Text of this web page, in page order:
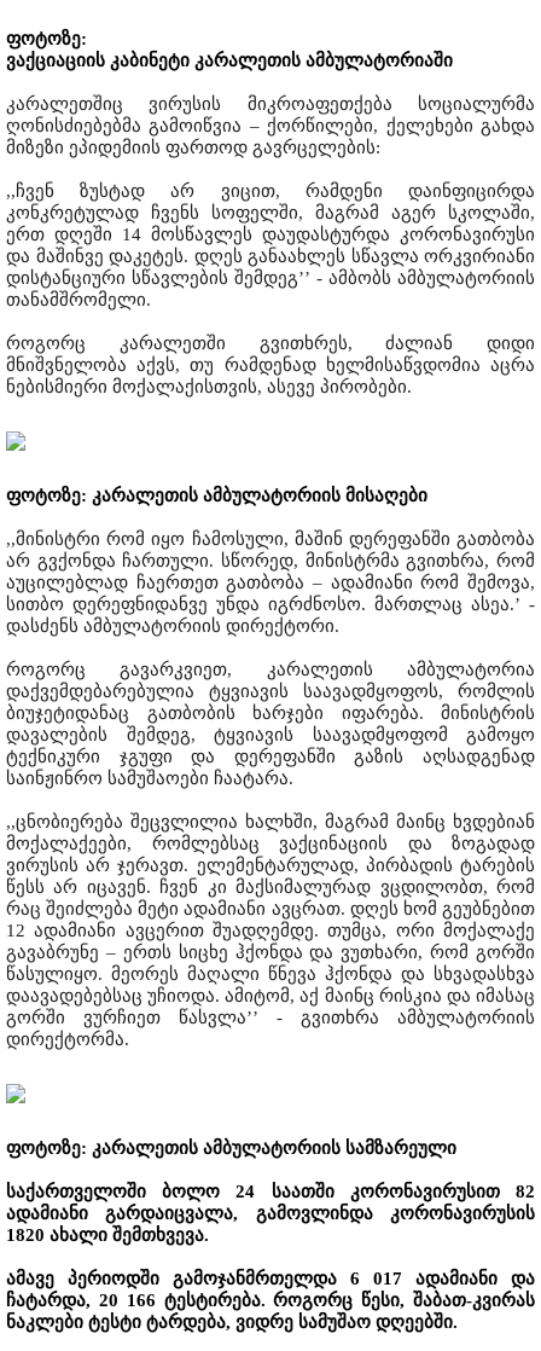
ფოტოზე:
ვაქციაციის კაბინეტი კარალეთის ამბულატორიაში
კარალეთშიც ვირუსის მიკროაფეთქება სოციალურმა
ღონისძიებებმა გამოიწვია – ქორწილები, ქელეხები გახდა
მიზეზი ეპიდემიის ფართოდ გავრცელების:
,,ჩვენ ზუსტად არ ვიცით, რამდენი დაინფიცირდა
კონკრეტულად ჩვენს სოფელში, მაგრამ აგერ სკოლაში,
ერთ დღეში 14 მოსწავლეს დაუდასტურდა კორონავირუსი
და მაშინვე დაკეტეს. დღეს განაახლეს სწავლა ორკვირიანი
დისტანციური სწავლების შემდეგ’’ - ამბობს ამბულატორიის
თანამშრომელი.
როგორც კარალეთში გვითხრეს, ძალიან დიდი
მნიშვნელობა აქვს, თუ რამდენად ხელმისაწვდომია აცრა
ნებისმიერი მოქალაქისთვის, ასევე პირობები.
ფოტოზე: კარალეთის ამბულატორიის მისაღები
,,მინისტრი რომ იყო ჩამოსული, მაშინ დერეფანში გათბობა
არ გვქონდა ჩართული. სწორედ, მინისტრმა გვითხრა, რომ
აუცილებლად ჩაერთეთ გათბობა – ადამიანი რომ შემოვა,
სითბო დერეფნიდანვე უნდა იგრძნოსო. მართლაც ასეა.’ -
დასძენს ამბულატორიის დირექტორი.
როგორც გავარკვიეთ, კარალეთის ამბულატორია
დაქვემდებარებულია ტყვიავის საავადმყოფოს, რომლის
ბიუჯეტიდანაც გათბობის ხარჯები იფარება. მინისტრის
დავალების შემდეგ, ტყვიავის საავადმყოფომ გამოყო
ტექნიკური ჯგუფი და დერეფანში გაზის აღსადგენად
საინჟინრო სამუშაოები ჩაატარა.
,,ცნობიერება შეცვლილია ხალხში, მაგრამ მაინც ხვდებიან
მოქალაქეები, რომლებსაც ვაქცინაციის და ზოგადად
ვირუსის არ ჯერავთ. ელემენტარულად, პირბადის ტარების
წესს არ იცავენ. ჩვენ კი მაქსიმალურად ვცდილობთ, რომ
რაც შეიძლება მეტი ადამიანი ავცრათ. დღეს ხომ გეუბნებით
12 ადამიანი ავცერით შუადღემდე. თუმცა, ორი მოქალაქე
გავაბრუნე – ერთს სიცხე ჰქონდა და ვუთხარი, რომ გორში
წასულიყო. მეორეს მაღალი წნევა ჰქონდა და სხვადასხვა
დაავადებებსაც უჩიოდა. ამიტომ, აქ მაინც რისკია და იმასაც
გორში ვურჩიეთ წასვლა’’ - გვითხრა ამბულატორიის
დირექტორმა.
ფოტოზე: კარალეთის ამბულატორიის სამზარეული
საქართველოში ბოლო 24 საათში კორონავირუსით 82
ადამიანი გარდაიცვალა, გამოვლინდა კორონავირუსის
1820 ახალი შემთხვევა.
ამავე პერიოდში გამოჯანმრთელდა 6 017 ადამიანი და
ჩატარდა, 20 166 ტესტირება. როგორც წესი, შაბათ-კვირას
ნაკლები ტესტი ტარდება, ვიდრე სამუშაო დღეებში.